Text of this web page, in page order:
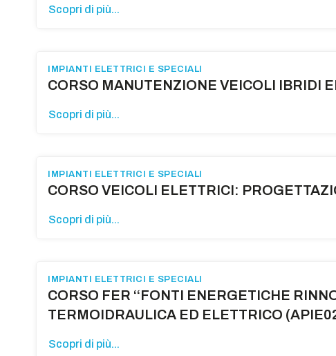
Scopri di più...
IMPIANTI ELETTRICI E SPECIALI
CORSO MANUTENZIONE VEICOLI IBRIDI
Scopri di più...
IMPIANTI ELETTRICI E SPECIALI
CORSO VEICOLI ELETTRICI:
Scopri di più...
IMPIANTI ELETTRICI E SPECIALI
CORSO FER ‘‘FONTI ENERGETICHE
TERMOIDRAULICA ED ELETTRICO
Scopri di più...